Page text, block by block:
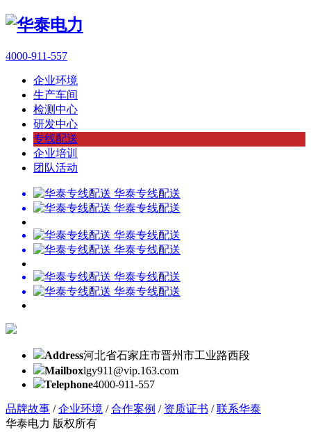
4000-911-557
企业环境
生产车间
检测中心
研发中心
专线配送
企业培训
团队活动
华泰专线配送
华泰专线配送
华泰专线配送
华泰专线配送
华泰专线配送
华泰专线配送
Address河北省石家庄市晋州市工业路西段
Mailboxlgy911@vip.163.com
Telephone4000-911-557
品牌故事 /企业环境 /合作案例 / 资质证书 /联系华泰
华泰电力 版权所有